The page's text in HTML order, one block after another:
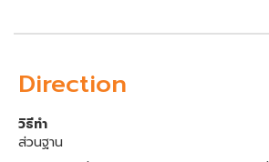
Direction
วิธีทำ
ส่วนฐาน